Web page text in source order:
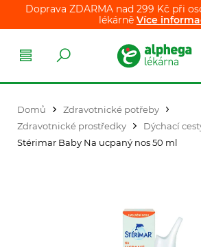
Doprava ZDARMA nad 299 Kč při
lékárně Více
Domů
Zdravotnické potřeby
Zdravotnické prostředky
Dýchací
Stérimar Baby Na ucpaný nos 50 ml